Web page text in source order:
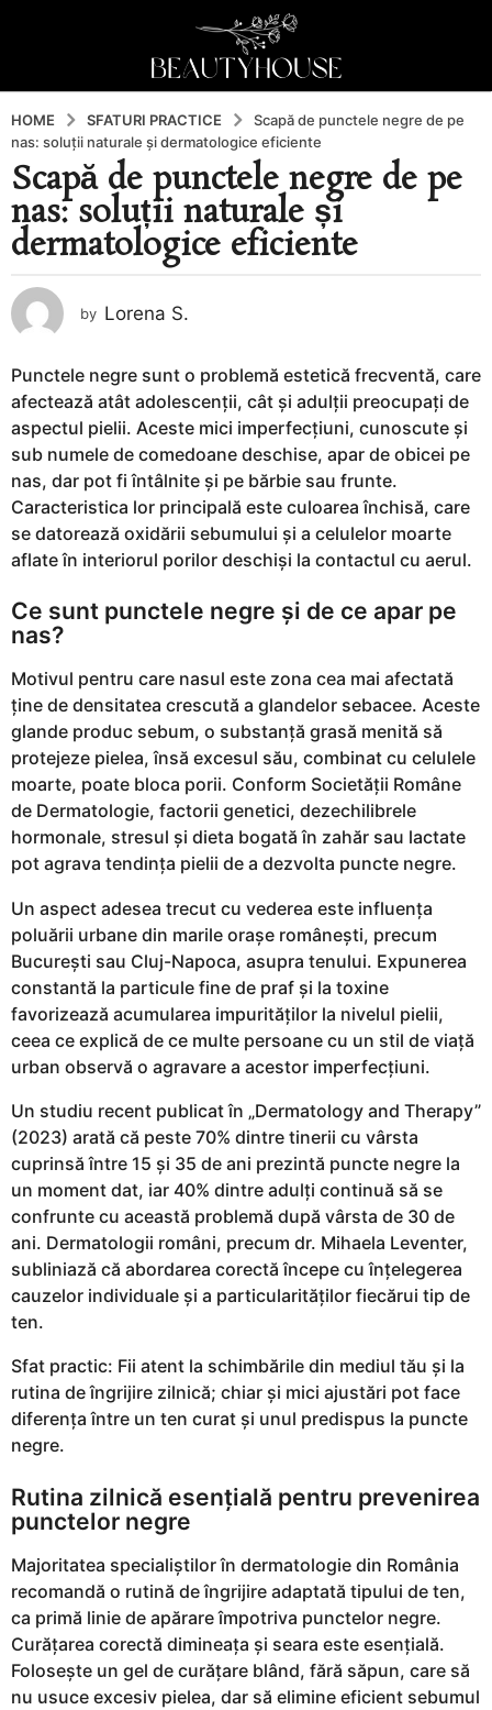
HOME SFATURI PRACTICE
Scapă de punctele negre de pe
nas: soluții naturale și dermatologice eficiente
7
l
u
n
a
g
8
l
u
n
i
a
g
o
Scapă de punctele negre de pe
nas: soluții naturale și
dermatologice eficiente
by Lorena S.
Punctele negre sunt o problemă estetică frecventă, care
afectează atât adolescenții, cât și adulții preocupați de
aspectul pielii. Aceste mici imperfecțiuni, cunoscute și
sub numele de comedoane deschise, apar de obicei pe
nas, dar pot fi întâlnite și pe bărbie sau frunte.
Caracteristica lor principală este culoarea închisă, care
se datorează oxidării sebumului și a celulelor moarte
aflate în interiorul porilor deschiși la contactul cu aerul.
Ce sunt punctele negre și de ce apar pe
nas?
Motivul pentru care nasul este zona cea mai afectată
ține de densitatea crescută a glandelor sebacee. Aceste
glande produc sebum, o substanță grasă menită să
protejeze pielea, însă excesul său, combinat cu celulele
moarte, poate bloca porii. Conform Societății Române
de Dermatologie, factorii genetici, dezechilibrele
hormonale, stresul și dieta bogată în zahăr sau lactate
pot agrava tendința pielii de a dezvolta puncte negre.
Un aspect adesea trecut cu vederea este influența
poluării urbane din marile orașe românești, precum
București sau Cluj-Napoca, asupra tenului. Expunerea
constantă la particule fine de praf și la toxine
favorizează acumularea impurităților la nivelul pielii,
ceea ce explică de ce multe persoane cu un stil de viață
urban observă o agravare a acestor imperfecțiuni.
Un studiu recent publicat în „Dermatology and Therapy”
(2023) arată că peste 70% dintre tinerii cu vârsta
cuprinsă între 15 și 35 de ani prezintă puncte negre la
un moment dat, iar 40% dintre adulți continuă să se
confrunte cu această problemă după vârsta de 30 de
ani. Dermatologii români, precum dr. Mihaela Leventer,
subliniază că abordarea corectă începe cu înțelegerea
cauzelor individuale și a particularităților fiecărui tip de
ten.
Sfat practic: Fii atent la schimbările din mediul tău și la
rutina de îngrijire zilnică; chiar și mici ajustări pot face
diferența între un ten curat și unul predispus la puncte
negre.
Rutina zilnică esențială pentru prevenirea
punctelor negre
Majoritatea specialiștilor în dermatologie din România
recomandă o rutină de îngrijire adaptată tipului de ten,
ca primă linie de apărare împotriva punctelor negre.
Curățarea corectă dimineața și seara este esențială.
Folosește un gel de curățare blând, fără săpun, care să
nu usuce excesiv pielea, dar să elimine eficient sebumul